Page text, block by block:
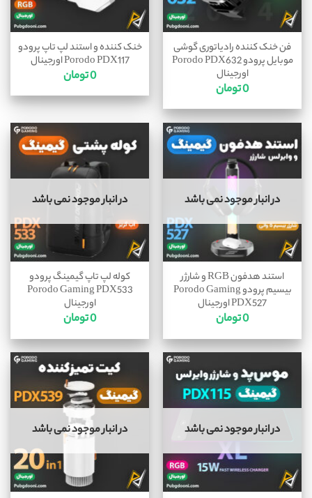
فن خنک کننده رادیاتوری گوشی
موبایل پرودو Porodo PDX632
اورجینال
0تومان
خنک کننده و استند لپ تاپ پرودو
Porodo PDX117 اورجینال
0تومان
در انبار موجود نمی باشد
استند هدفون RGB و شارژر
بیسیم پرودو Porodo Gaming
PDX527 اورجینال
0تومان
در انبار موجود نمی باشد
کوله لپ تاپ گیمینگ پرودو
Porodo Gaming PDX533
اورجینال
0تومان
در انبار موجود نمی باشد در انبار موجود نمی باشد